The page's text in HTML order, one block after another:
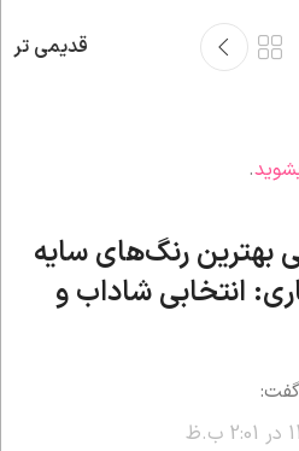
قدیمی تر
.
بهترین رنگ‌های سایه
انتخابی شاداب و
گفت: